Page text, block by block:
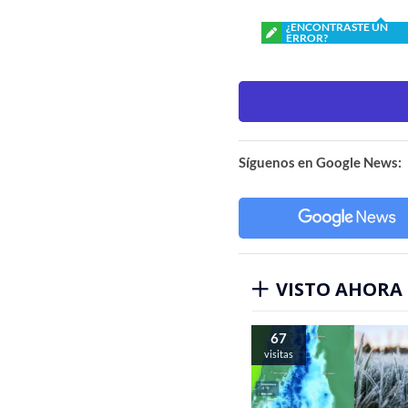
¿ENCONTRASTE UN
ERROR?
Síguenos en Google News:
VISTO AHORA
66
visitas